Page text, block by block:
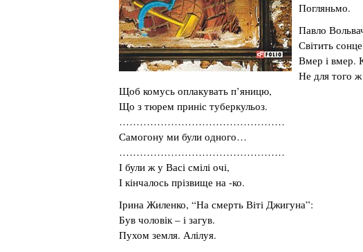
Погляньмо.
Павло
Світить
Вмер і вмер.
Не для того ж
Щоб комусь оплакувать п’яницю,
Що з тюрем приніс туберкульоз.
…………………………………………
Самогону ми були одного…
…………………………………………
І були ж у Васі смілі очі,
І кінчалось прізвище на -ко.
Ірина Жиленко, “На смерть Віті Джигуна”:
Був чоловік – і загув.
Пухом земля. Алілуя.